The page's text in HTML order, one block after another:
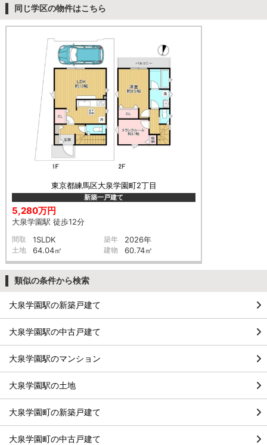
同じ学区の物件はこちら
東京都練馬区大泉学園町2丁目
新築一戸建て
5,280万円
大泉学園駅 徒歩12分
間取 1SLDK 築年 2026年
土地 64.04㎡ 建物 60.74㎡
類似の条件から検索
大泉学園駅の新築戸建て
大泉学園駅の中古戸建て
大泉学園駅のマンション
大泉学園駅の土地
大泉学園町の新築戸建て
大泉学園町の中古戸建て